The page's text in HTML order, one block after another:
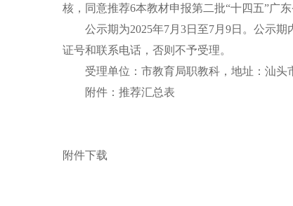
核，同意推荐6本教材申报第二批“十四五”
公示期为2025年7月3日至7月9日。公示期
证号和联系电话，否则不予受理。
受理单位：市教育局职教科，地址：汕头市
附件：推荐汇总表
附件下载